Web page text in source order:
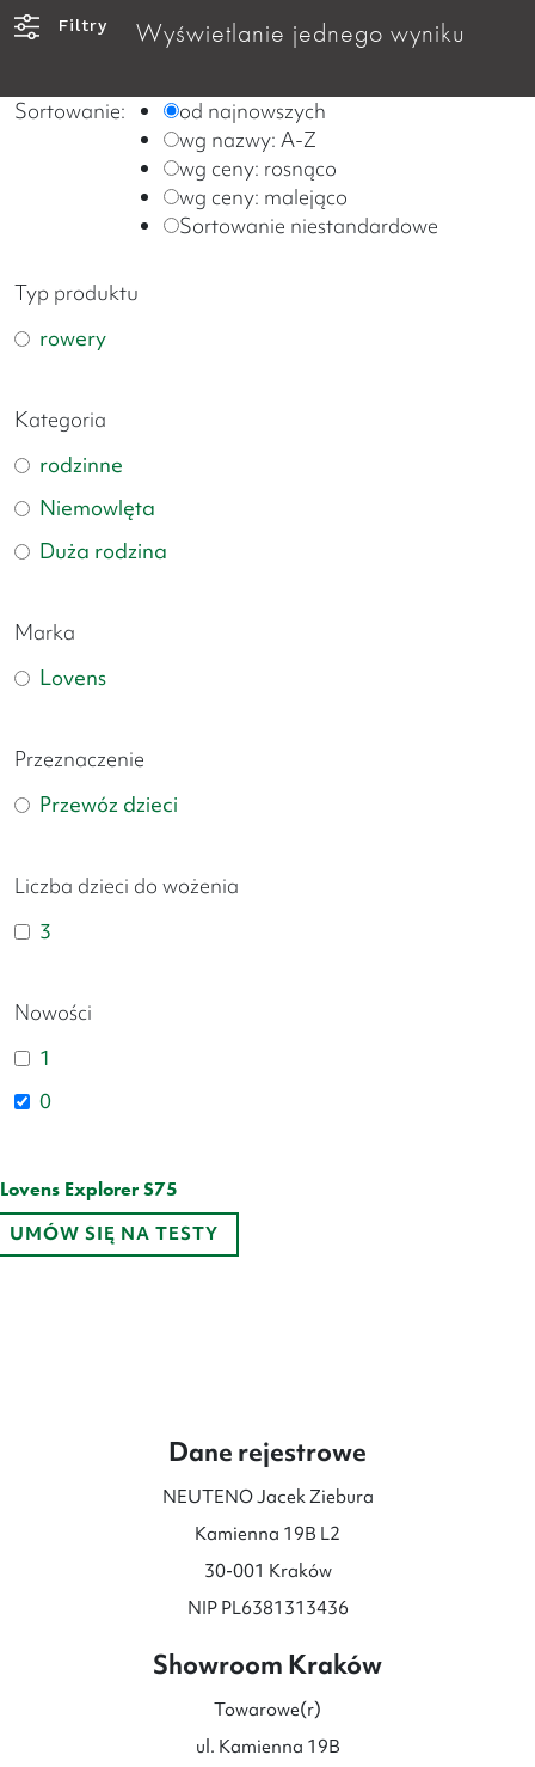
Filtry Wyświetlanie jednego wyniku
Sortowanie:
od najnowszych
wg nazwy: A-Z
wg ceny: rosnąco
wg ceny: malejąco
Sortowanie niestandardowe
Typ produktu
rowery
Kategoria
rodzinne
Niemowlęta
Duża rodzina
Marka
Lovens
Przeznaczenie
Przewóz dzieci
Liczba dzieci do wożenia
3
Nowości
1
0
Lovens Explorer S75
27 199zł–32 199złZakres
cen:
UMÓW SIĘ NA TESTY
Dane rejestrowe
NEUTENO Jacek Ziebura
Kamienna 19B L2
30-001 Kraków
NIP PL6381313436
Showroom Kraków
Towarowe(r)
ul. Kamienna 19B